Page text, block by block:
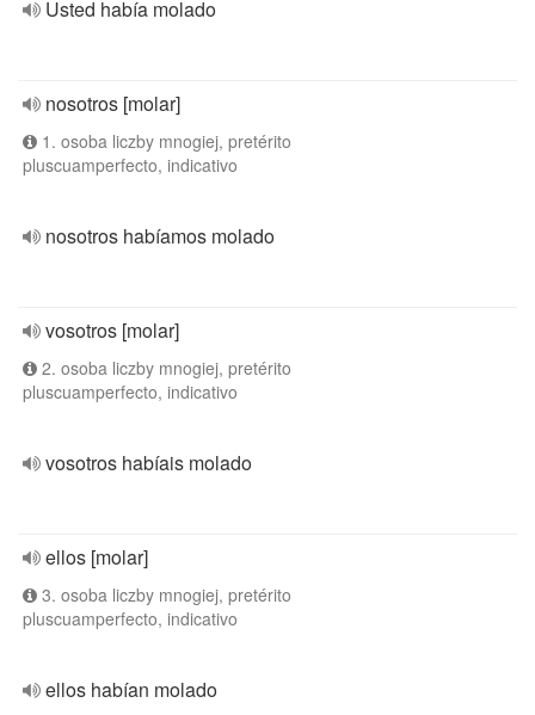
Usted había molado
nosotros [molar]
1. osoba liczby mnogiej, pretérito
pluscuamperfecto, indicativo
nosotros habíamos molado
vosotros [molar]
2. osoba liczby mnogiej, pretérito
pluscuamperfecto, indicativo
vosotros habíais molado
ellos [molar]
3. osoba liczby mnogiej, pretérito
pluscuamperfecto, indicativo
ellos habían molado